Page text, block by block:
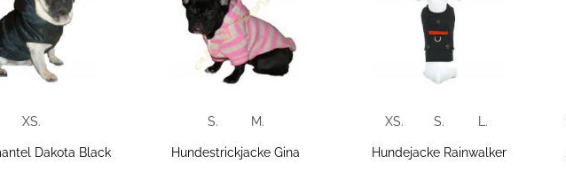
XS.
Dakota Black
S. M.
Hundestrickjacke Gina
XS. S. L.
Hundejacke Rainwalker